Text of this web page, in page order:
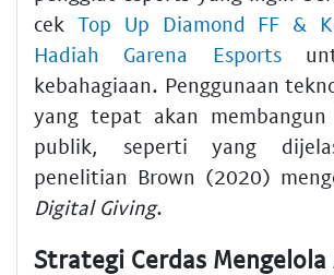
cek Top Up Diamond FF &
Hadiah Garena Esports
kebahagiaan. Penggunaan
yang tepat akan membangun
publik, seperti yang
penelitian Brown (2020)
Digital Giving.
Strategi Cerdas Mengelola